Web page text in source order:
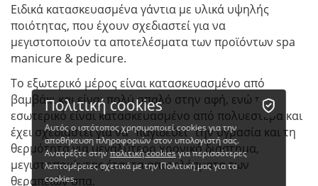
Ειδικά κατασκευασμένα γάντια με υλικά υψηλής
ποιότητας, που έχουν σχεδιαστεί για να
μεγιστοποιούν τα αποτελέσματα των προϊόντων spa
manicure & pedicure.
Το εξωτερικό μέρος είναι κατασκευασμένο από
βαμβάκι και είναι πολύ απαλό στην αφή, ενώ το
εσωτερικό είναι κατασκευασμένο από πολυεστέρα και
έχει σχεδιαστεί για να "παγιδεύει" την υγρασία και τη
θερμότητα για μεγαλύτερο χρονικό διάστημα,
μεγιστοποιώντας έτσι τα αποτελέσματα των
θεραπειών σπα.
Πολιτική cookies
Αυτός ο ιστότοπος χρησιμοποιεί cookies για την
αποθήκευση πληροφοριών στον υπολογιστή σας.
Ανατρέξτε στηνπολιτική cookiesγια περισσότερες
λεπτομέρειες σχετικά με την Πολιτική μας για τα
cookies.